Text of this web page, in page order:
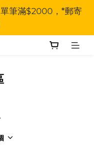
單筆滿$2000，*郵寄